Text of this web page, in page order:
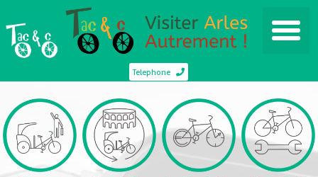
Telephone